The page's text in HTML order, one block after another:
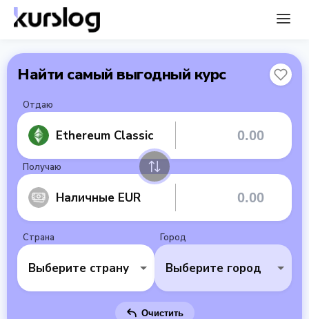
Найти самый выгодный курс
Отдаю
Ethereum Classic
Получаю
Наличные EUR
Страна
Выберите страну
Город
Выберите город
Очистить